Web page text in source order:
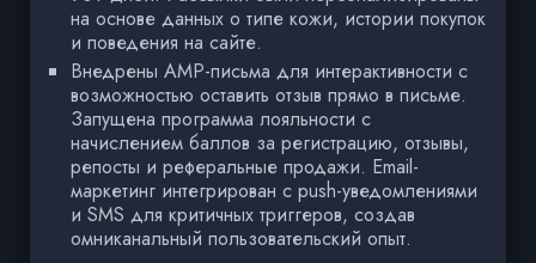
на основе данных о типе кожи, истории покупок
и поведения на сайте.
Внедрены AMP-письма для интерактивности с
возможностью оставить отзыв прямо в письме.
Запущена программа лояльности с
начислением баллов за регистрацию, отзывы,
репосты и реферальные продажи. Email-
маркетинг интегрирован с push-уведомлениями
и SMS для критичных триггеров, создав
омниканальный пользовательский опыт.